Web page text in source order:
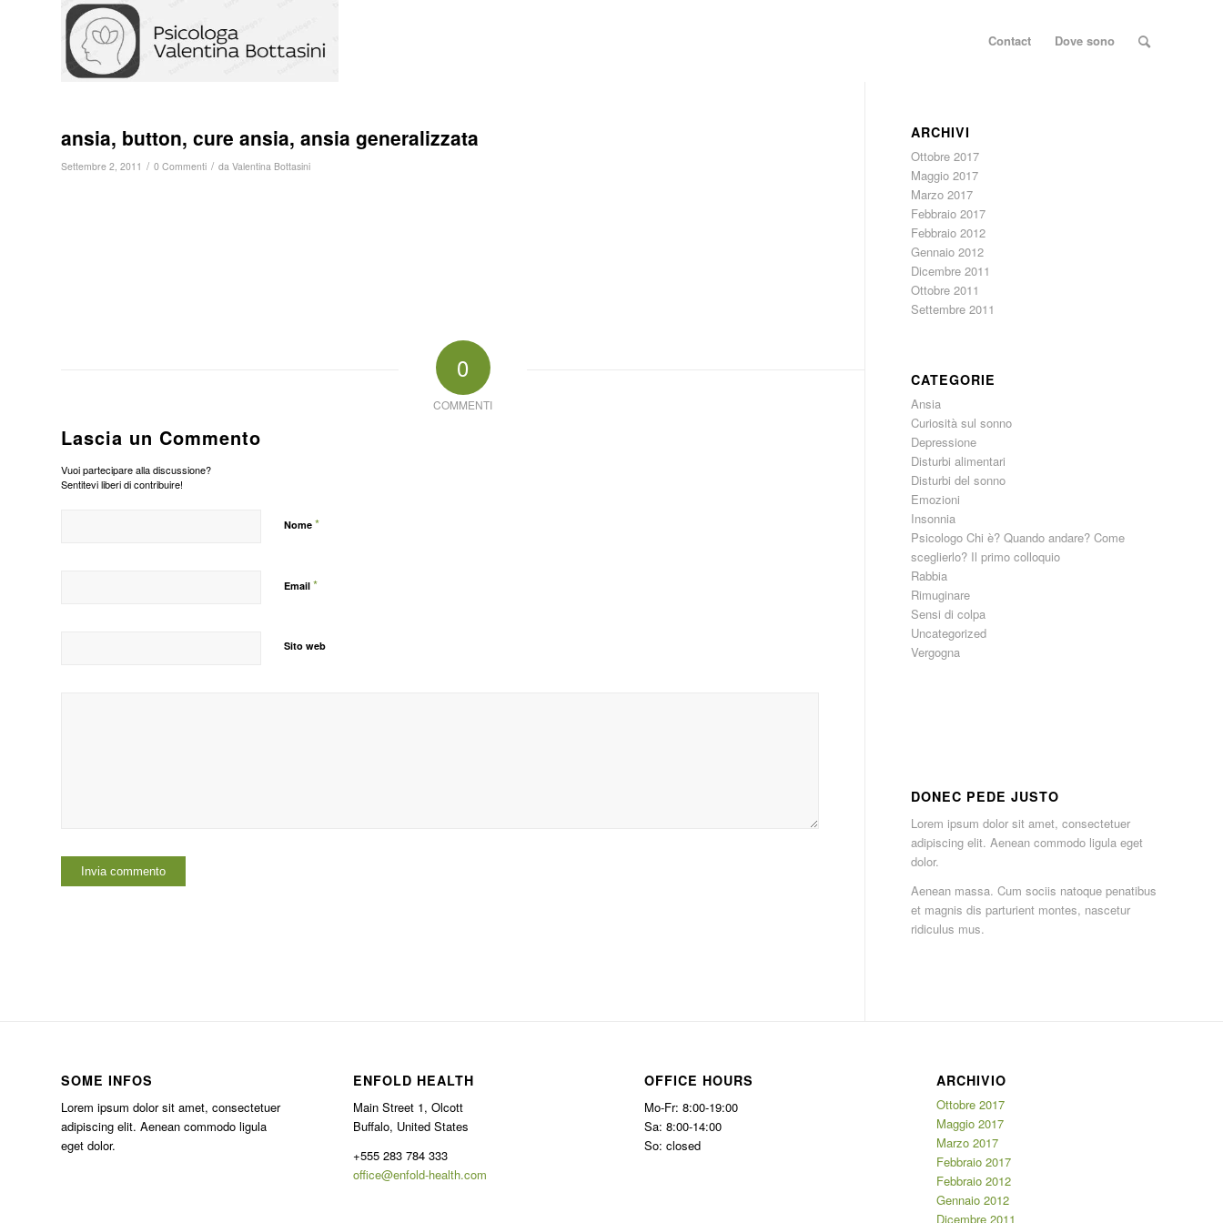
Contact Dove sono
ansia, button, cure ansia, ansia generalizzata
Settembre 2, 2011 / 0 Commenti / da Valentina Bottasini
0
COMMENTI
Lascia un Commento
Vuoi partecipare alla discussione?
Sentitevi liberi di contribuire!
Nome *
Email *
Sito web
ARCHIVI
Ottobre 2017
Maggio 2017
Marzo 2017
Febbraio 2017
Febbraio 2012
Gennaio 2012
Dicembre 2011
Ottobre 2011
Settembre 2011
CATEGORIE
Ansia
Curiosità sul sonno
Depressione
Disturbi alimentari
Disturbi del sonno
Emozioni
Insonnia
Psicologo Chi è? Quando andare? Come
sceglierlo? Il primo colloquio
Rabbia
Rimuginare
Sensi di colpa
Uncategorized
Vergogna
DONEC PEDE JUSTO
Lorem ipsum dolor sit amet, consectetuer
adipiscing elit. Aenean commodo ligula eget
dolor.
Aenean massa. Cum sociis natoque penatibus
et magnis dis parturient montes, nascetur
ridiculus mus.
SOME INFOS
Lorem ipsum dolor sit amet, consectetuer
adipiscing elit. Aenean commodo ligula
eget dolor.
ENFOLD HEALTH
Main Street 1, Olcott
Buffalo, United States
+555 283 784 333
office@enfold-health.com
OFFICE HOURS
Mo-Fr: 8:00-19:00
Sa: 8:00-14:00
So: closed
ARCHIVIO
Ottobre 2017
Maggio 2017
Marzo 2017
Febbraio 2017
Febbraio 2012
Gennaio 2012
Dicembre 2011